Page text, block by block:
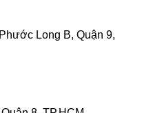
Long B, Quận 9,